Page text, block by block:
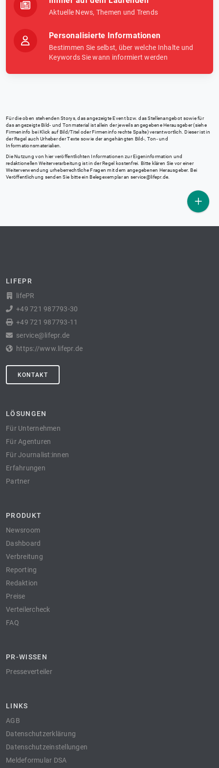
Aktuelle News, Themen und Trends
Personalisierte Informationen
Bestimmen Sie selbst, über welche Inhalte und
Keywords Sie wann informiert werden
Für die oben stehenden Storys, das angezeigte Event bzw. das Stellenangebot sowie für
das angezeigte Bild- und Tonmaterial ist allein der jeweils angegebene Herausgeber (siehe
Firmeninfo bei Klick auf Bild/Titel oder Firmeninfo rechte Spalte) verantwortlich. Dieser ist in
der Regel auch Urheber der Texte sowie der angehängten Bild-, Ton- und
Informationsmaterialien.
Die Nutzung von hier veröffentlichten Informationen zur Eigeninformation und
redaktionellen Weiterverarbeitung ist in der Regel kostenfrei. Bitte klären Sie vor einer
Weiterverwendung urheberrechtliche Fragen mit dem angegebenen Herausgeber. Bei
Veröffentlichung senden Sie bitte ein Belegexemplar an service@lifepr.de
LIFEPR
lifePR
+49 721 987793-30
+49 721 987793-11
service@lifepr.de
https://www.lifepr.de
KONTAKT
LÖSUNGEN
Für Unternehmen
Für Agenturen
Für Journalist:innen
Erfahrungen
Partner
PRODUKT
Newsroom
Dashboard
Verbreitung
Reporting
Redaktion
Preise
Verteilercheck
FAQ
PR-WISSEN
Presseverteiler
LINKS
AGB
Datenschutzerklärung
Datenschutzeinstellungen
Meldeformular DSA